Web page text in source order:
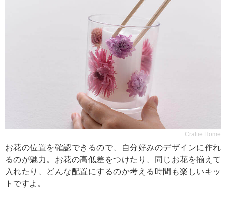
Craftie Home
お花の位置を確認できるので、自分好みのデザインに作れ
るのが魅力。お花の高低差をつけたり、同じお花を揃えて
入れたり、どんな配置にするのか考える時間も楽しいキッ
トですよ。